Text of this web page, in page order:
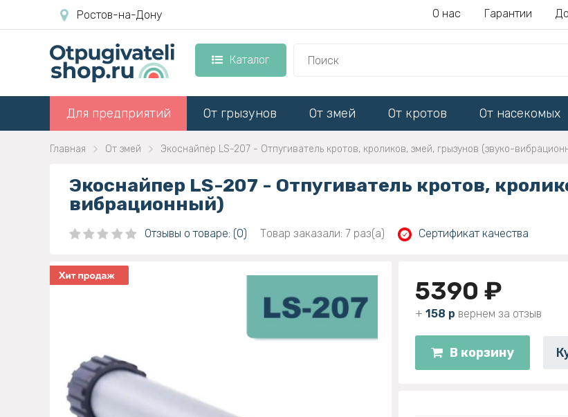
Ростов-на-Дону О нас Гарантии
Каталог
Для предприятий От грызунов От змей От кротов От насекомых
Главная От змей Экоснайпер LS-207 - Отпугиватель кротов, кроликов, змей, грызунов (звуко-
Экоснайпер LS-207 - Отпугиватель кротов,
вибрационный)
Отзывы о товаре: (0) Товар заказали: 7 раз(а) Сертификат качества
5390 ₽
+ 158 р вернем за отзыв
В корзину